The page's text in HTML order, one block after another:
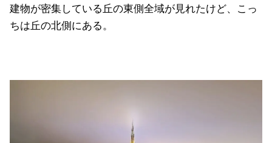
建物が密集している丘の東側全域が見れたけど、こっ
ちは丘の北側にある。